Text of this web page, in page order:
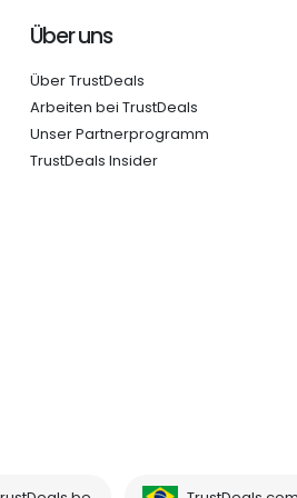
Über uns
Über TrustDeals
Arbeiten bei TrustDeals
Unser Partnerprogramm
TrustDeals Insider